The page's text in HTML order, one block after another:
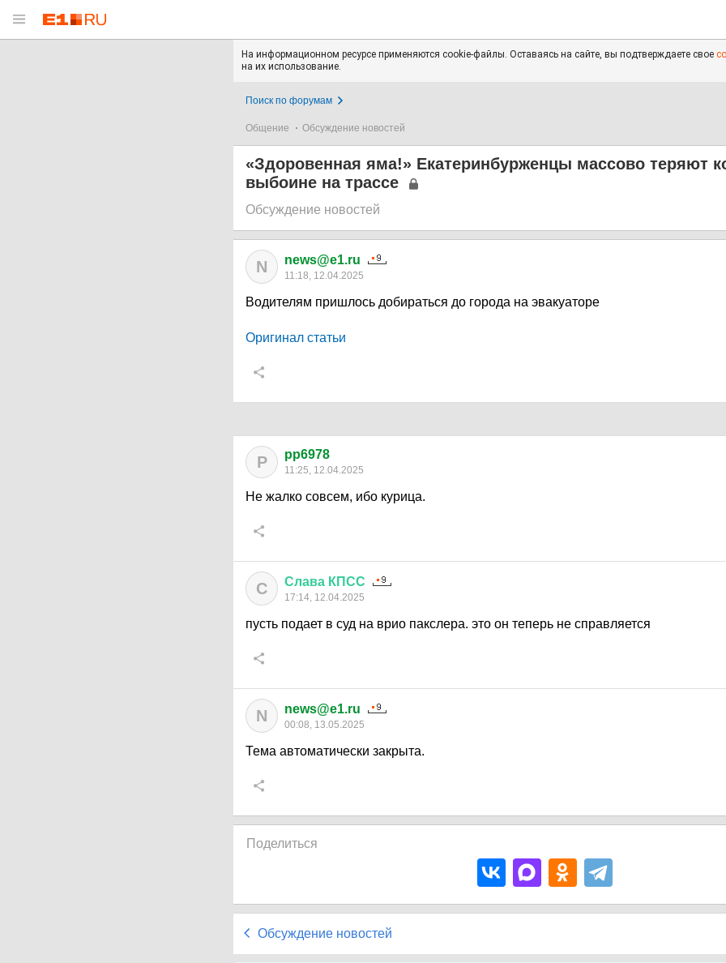
На информационном ресурсе применяются cookie-файлы. Оставаясь на сайте, вы подтверждаете свое
на их использование.
Поиск по форумам
Общение Обсуждение новостей
«Здоровенная яма!» Екатеринбурженцы массово теряют
выбоине на трассе
Обсуждение новостей
N news@e1.ru
11:18, 12.04.2025
Водителям пришлось добираться до города на эвакуаторе
Оригинал статьи
P pp6978
11:25, 12.04.2025
Не жалко совсем, ибо курица.
С Слава КПСС
17:14, 12.04.2025
пусть подает в суд на врио пакслера. это он теперь не справляется
N news@e1.ru
00:08, 13.05.2025
Тема автоматически закрыта.
Поделиться
Обсуждение новостей